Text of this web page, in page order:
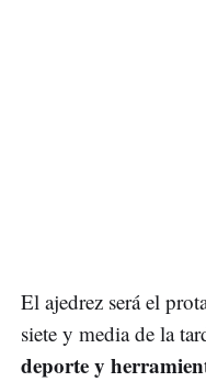
El ajedrez será el
siete y media de la
deporte y